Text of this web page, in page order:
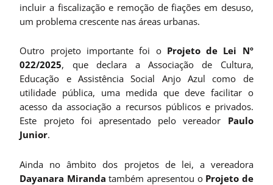
incluir a fiscalização e remoção de fiações em desuso,
um problema crescente nas áreas urbanas.
Outro projeto importante foi o Projeto de Lei Nº
022/2025, que declara a Associação de Cultura,
Educação e Assistência Social Anjo Azul como de
utilidade pública, uma medida que deve facilitar o
acesso da associação a recursos públicos e privados.
Este projeto foi apresentado pelo vereador Paulo
Junior.
Ainda no âmbito dos projetos de lei, a vereadora
Dayanara Miranda também apresentou o Projeto de